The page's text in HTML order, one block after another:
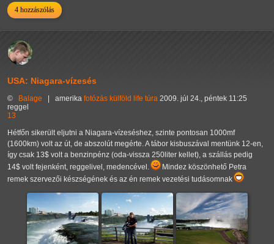
4 hozzászólás
USA: Niagara-vízesés
© Balage amerika fotózás külföld life túra 2009. júl 24., péntek 11:25
reggel
13
Hétfőn sikerült eljutni a Niagara-vízeséshez, szinte pontosan 1000mf
(1600km) volt az út, de abszolút megérte. A tábor kisbuszával mentünk 12-en,
így csak 13$ volt a benzinpénz (oda-vissza 250liter kellet), a szállás pedig
14$ volt fejenként, reggelivel, medencével.
Mindez köszönhető Petra
remek szervezői készségének és az én remek vezetési tudásomnak